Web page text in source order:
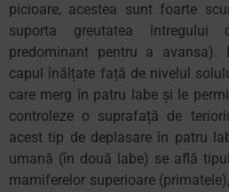
picioare, acestea sunt foarte
suporta greutatea
predominant pentru a avansa).
capul înălțate față de nivelul
care merg în patru labe și le
controleze o suprafață de
acest tip de deplasare în patru
umană (în două labe) se află
mamiferelor superioare